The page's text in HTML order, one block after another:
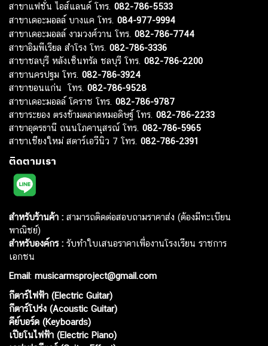
สาขาแฟชั่น ไอส์แลนด์ โทร. 082-786-5533
สาขาเดอะมอลล์ บางแค โทร. 084-977-9994
สาขาเดอะมอลล์ งามวงศ์วาน โทร. 082-786-7744
สาขาอิมพีเรียล สำโรง โทร. 082-786-3336
สาขาชลบุรี หลังเซ็นทรัล ชลบุรี โทร. 082-786-2200
สาขานครปฐม โทร. 082-786-3924
สาขาขอนแก่น โทร. 082-786-9528
สาขาเดอะมอลล์ โคราช โทร. 082-786-9787
สาขาระยอง ตรงข้ามตลาดหมอดิษฐ์ โทร. 082-786-2233
สาขาอุดรธานี ถนนโภคานุสรณ์ โทร. 082-786-5965
สาขาเชียงใหม่ สตาร์เอวีนิว 7 โทร. 082-786-2391
ติดตามเรา
สำหรับร้านค้า : สามารถติดต่อสอบถามราคาส่ง (ต้องมีทะเบียน
พาณิชย์)
สำหรับองค์กร : รับทำใบเสนอราคาเพื่องานโรงเรียน ราชการ
เอกชน
Email: musicarmsproject@gmail.com
กีตาร์ไฟฟ้า (Electric Guitar)
กีตาร์โปร่ง (Acoustic Guitar)
คีย์บอร์ด (Keyboards)
เปียโนไฟฟ้า (Electric Piano)